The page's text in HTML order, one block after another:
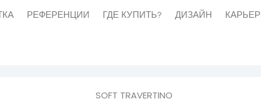
РЕФЕРЕНЦИИ ГДЕ КУПИТЬ? ДИЗАЙН
SOFT TRAVERTINO